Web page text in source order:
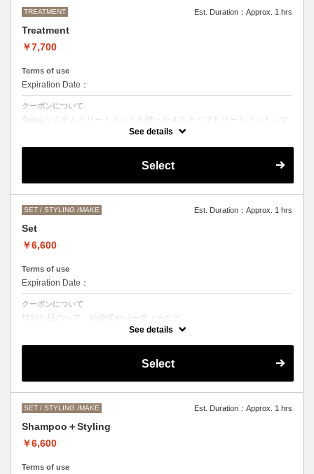
TREATMENT Est. Duration：Approx. 1 hrs
Treatment
￥7,700
Terms of use
Expiration Date：
クーポンについて
Aujuaシステムトリートメントを使った４ステップトリートメント＋マ
See details
Select
SET / STYLING /MAKE Est. Duration：Approx. 1 hrs
Set
￥6,600
Terms of use
Expiration Date：
クーポンについて
特別な日のヘア、結婚式やパーティーなど
ヘアアレンジをご希望の方はこちらをお選びください。
い。
（早朝料金として、一時間ごとに＋2000円になります。）
See details
Select
SET / STYLING /MAKE Est. Duration：Approx. 1 hrs
Shampoo＋Styling
￥6,600
Terms of use